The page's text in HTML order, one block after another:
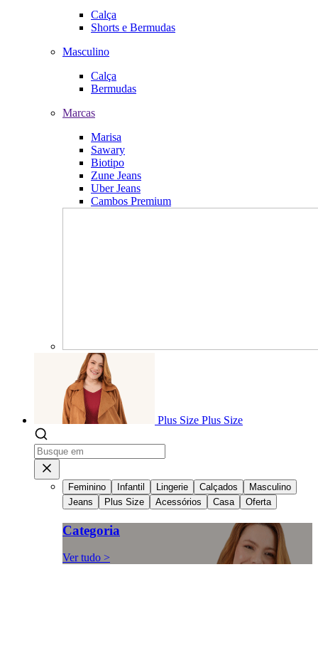
Calça
Shorts e Bermudas
Masculino
Calça
Bermudas
Marcas
Marisa
Sawary
Biotipo
Zune Jeans
Uber Jeans
Cambos Premium
Plus Size Plus Size
Feminino Infantil Lingerie Calçados
Masculino
Jeans
Plus Size Acessórios Casa Oferta
Categoria
Ver tudo >